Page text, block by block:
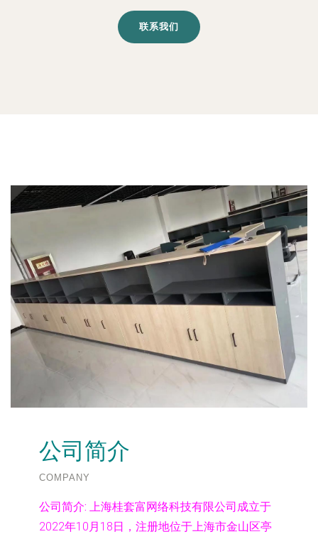
联系我们
公司简介
COMPANY
公司简介: 上海桂套富网络科技有限公司成立于
2022年10月18日，注册地位于上海市金山区亭